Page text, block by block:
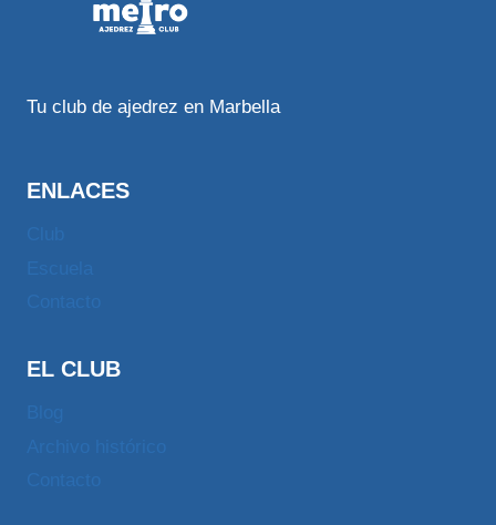
Tu club de ajedrez en Marbella
ENLACES
EL CLUB